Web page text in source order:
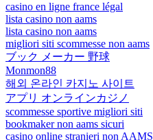
casino en ligne france légal
lista casino non aams
lista casino non aams
migliori siti scommesse non aams
ブック メーカー 野球
Monmon88
해외 온라인 카지노 사이트
アプリ オンラインカジノ
scommesse sportive migliori siti
bookmaker non aams sicuri
casino online stranieri non AAMS